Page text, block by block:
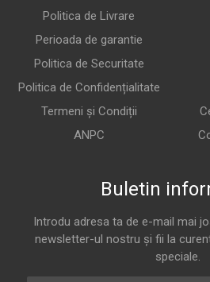
Politica de Livrare
Perioada de garantie
Politica de Securitate
Politica de Confidențialitate
Termeni și Condiții
ANPC
Buletin
Introdu adresa ta de e-mail mai
newsletter-ul nostru și fii la
speciale.